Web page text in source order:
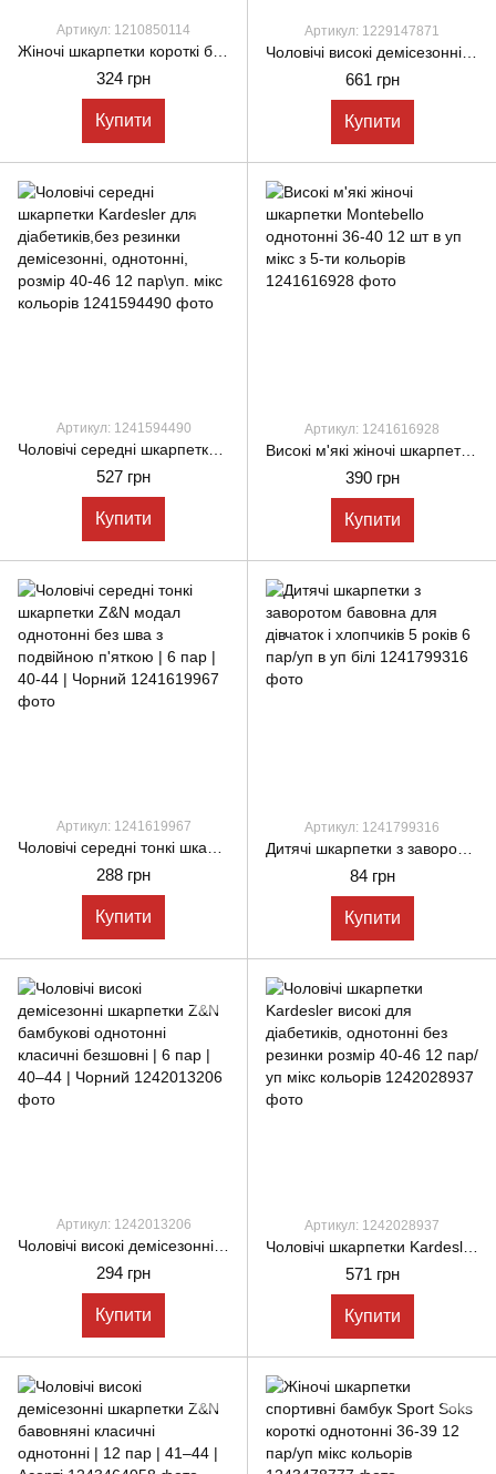
Артикул: 1210850114
324 грн
Купити
Артикул: 1229147871
661 грн
Купити
Артикул: 1241594490
527 грн
Купити
Артикул: 1241616928
Високі м'які жіночі шкарпетки Montebello однотонні 36-40 12 шт в уп мікс з 5-ти кольорів
390 грн
Купити
Артикул: 1241619967
288 грн
Купити
Артикул: 1241799316
84 грн
Купити
Артикул: 1242013206
294 грн
Купити
Артикул: 1242028937
571 грн
Купити